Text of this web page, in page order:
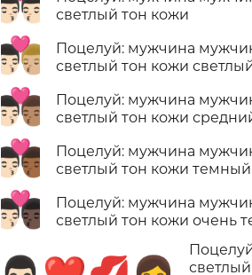
светлый тон кожи
👨🏻‍❤️‍💋‍👨🏼
Поцелуй: мужчина
светлый тон кожи
👨🏻‍❤️‍💋‍👨🏽
Поцелуй: мужчина
светлый тон кожи
👨🏻‍❤️‍💋‍👨🏾
Поцелуй: мужчина
светлый тон кожи
👨🏻‍❤️‍💋‍👨🏿
Поцелуй: мужчина
светлый тон кожи очень